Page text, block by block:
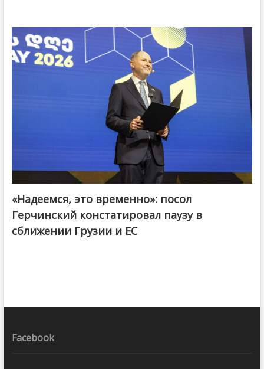
«Надеемся, это временно»: посол
Герчинский констатировал паузу в
сближении Грузии и ЕС
Facebook